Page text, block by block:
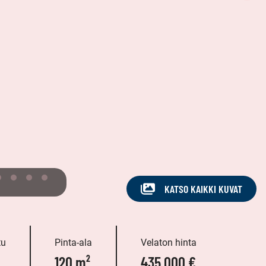
KATSO KAIKKI KUVAT
Pinta-ala
120 m²
Velaton hinta
435 000 €